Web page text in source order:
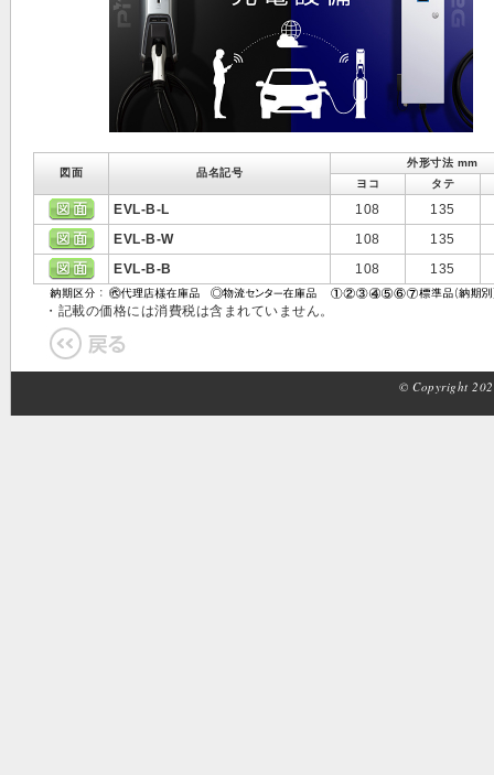
図面 品名記号
外形寸法 mm
ヨコ
タテ
EVL-B-L 108
135
EVL-B-W
108
135
EVL-B-B
108 135
・記載の価格には消費税は含まれていません。
© Copyright